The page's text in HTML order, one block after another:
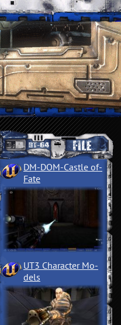
DM-DOM-Castle of­
Fate
UT3 Character Mo­
dels